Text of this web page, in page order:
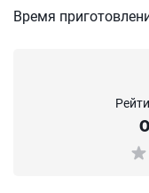
Время